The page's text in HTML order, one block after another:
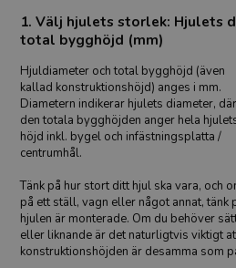
1. Välj hjulets storlek: Hjulets
total bygghöjd (mm)
Hjuldiameter och total bygghöjd (även
kallad konstruktionshöjd) anges i mm.
Diametern indikerar hjulets diameter, där
den totala bygghöjden anger hela
höjd inkl. bygel och infästningsplatta /
centrumhål.
Tänk på hur stort ditt hjul ska vara, och
på ett ställ, vagn eller något annat,
hjulen är monterade. Om du behöver
eller liknande är det naturligtvis viktigt
konstruktionshöjden är desamma som